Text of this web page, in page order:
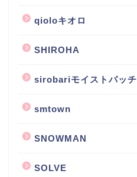
qioloキオロ
SHIROHA
sirobariモイストパッチ
smtown
SNOWMAN
SOLVE